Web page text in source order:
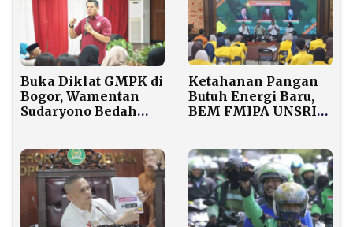
Buka Diklat GMPK di
Bogor, Wamentan
Sudaryono Bedah
Kepemimpinan
Prabowo
Ketahanan Pangan
Butuh Energi Baru,
BEM FMIPA UNSRI